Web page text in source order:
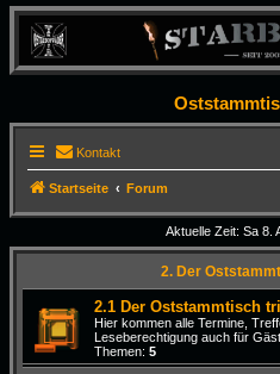
Kontakt
Startseite Forum
Aktuelle Zeit: Sa 8.
2. Der
2.1 Der Oststammtisch
Hier kommen alle Termine,
Leseberechtigung auch für
Themen: 5